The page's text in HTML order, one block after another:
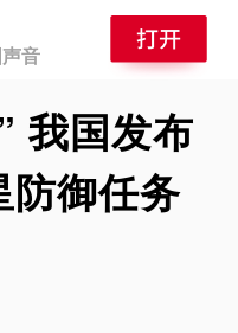
音
我国发布
防御任务